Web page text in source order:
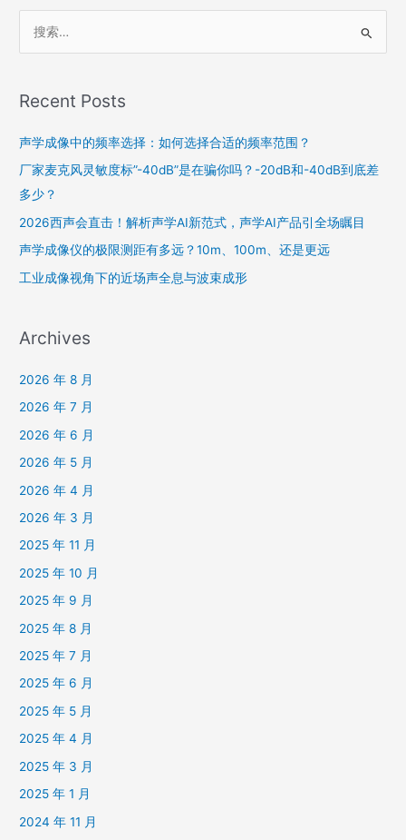
Recent Posts
声学成像中的频率选择：如何选择合适的频率范围？
厂家麦克风灵敏度标”-40dB”是在骗你吗？-20dB和-40dB到底差
多少？
2026西声会直击！解析声学AI新范式，声学AI产品引全场瞩目
声学成像仪的极限测距有多远？10m、100m、还是更远
工业成像视角下的近场声全息与波束成形
Archives
2026 年 8 月
2026 年 7 月
2026 年 6 月
2026 年 5 月
2026 年 4 月
2026 年 3 月
2025 年 11 月
2025 年 10 月
2025 年 9 月
2025 年 8 月
2025 年 7 月
2025 年 6 月
2025 年 5 月
2025 年 4 月
2025 年 3 月
2025 年 1 月
2024 年 11 月